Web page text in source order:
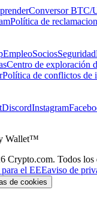
Conversor BTC/
Política de
EmpleoSociosSeguridad
Centro de exploración
Política de conflictos de
DiscordInstagram
Wallet™
Todos los
el EEEaviso de
de cookies